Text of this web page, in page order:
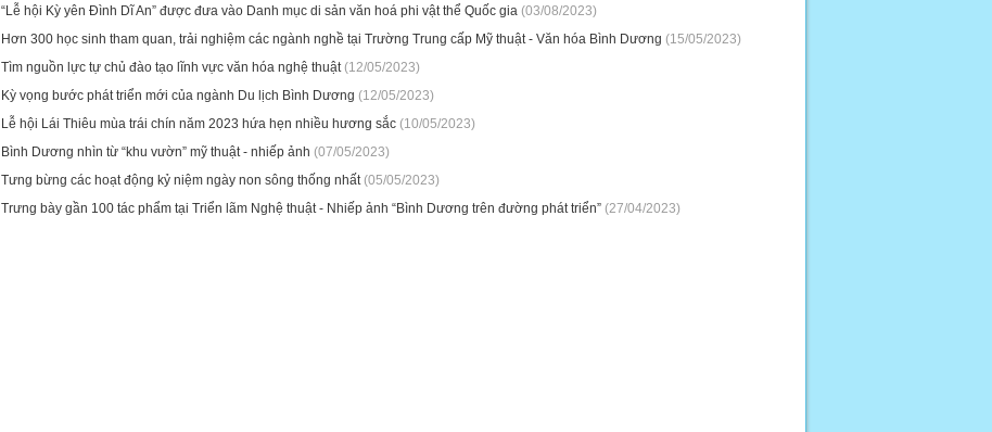
“Lễ hội Kỳ yên Đình Dĩ An” được đưa vào Danh mục di sản văn hoá phi vật thể Quốc gia (03/08/2023)
Hơn 300 học sinh tham quan, trải nghiệm các ngành nghề tại Trường Trung cấp Mỹ thuật - Văn hóa Bình Dương (15/05/2023)
Tìm nguồn lực tự chủ đào tạo lĩnh vực văn hóa nghệ thuật(12/05/2023)
Kỳ vọng bước phát triển mới của ngành Du lịch Bình Dương (12/05/2023)
Lễ hội Lái Thiêu mùa trái chín năm 2023 hứa hẹn nhiều hương sắc (10/05/2023)
Bình Dương nhìn từ “khu vườn” mỹ thuật - nhiếp ảnh (07/05/2023)
Tưng bừng các hoạt động kỷ niệm ngày non sông thống nhất(05/05/2023)
Trưng bày gần 100 tác phẩm tại Triển lãm Nghệ thuật - Nhiếp ảnh “Bình Dương trên đường phát triển” (27/04/2023)